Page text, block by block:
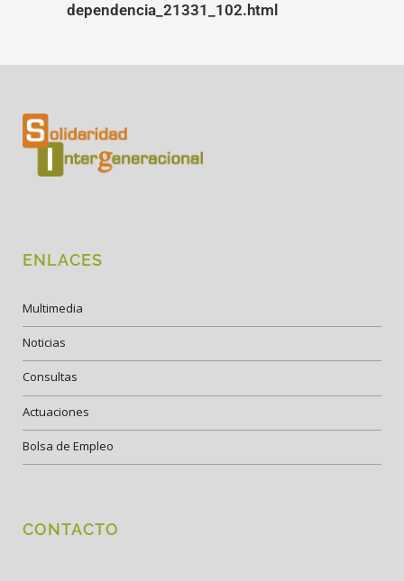
dependencia_21331_102.html
ENLACES
Multimedia
Noticias
Consultas
Actuaciones
Bolsa de Empleo
CONTACTO